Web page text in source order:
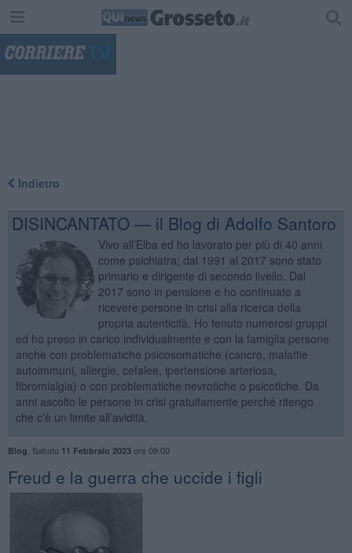
Indietro
DISINCANTATO — il Blog di Adolfo Santoro
Vivo all’Elba ed ho lavorato per più di 40 anni
come psichiatra; dal 1991 al 2017 sono stato
primario e dirigente di secondo livello. Dal
2017 sono in pensione e ho continuato a
ricevere persone in crisi alla ricerca della
propria autenticità. Ho tenuto numerosi gruppi
ed ho preso in carico individualmente e con la famiglia persone
anche con problematiche psicosomatiche (cancro, malattie
autoimmuni, allergie, cefalee, ipertensione arteriosa,
fibromialgia) o con problematiche nevrotiche o psicotiche. Da
anni ascolto le persone in crisi gratuitamente perché ritengo
che c’è un limite all’avidità.
Blog Sabato 11 Febbraio 2023ore 09:00
​Freud e la guerra che uccide i figli